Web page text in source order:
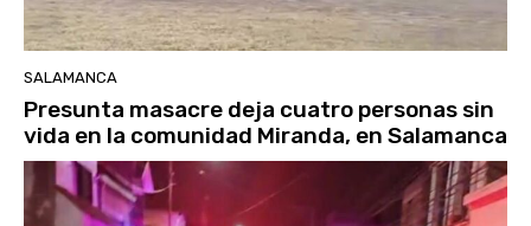
SALAMANCA
Presunta masacre deja cuatro personas sin
vida en la comunidad Miranda, en Salamanca